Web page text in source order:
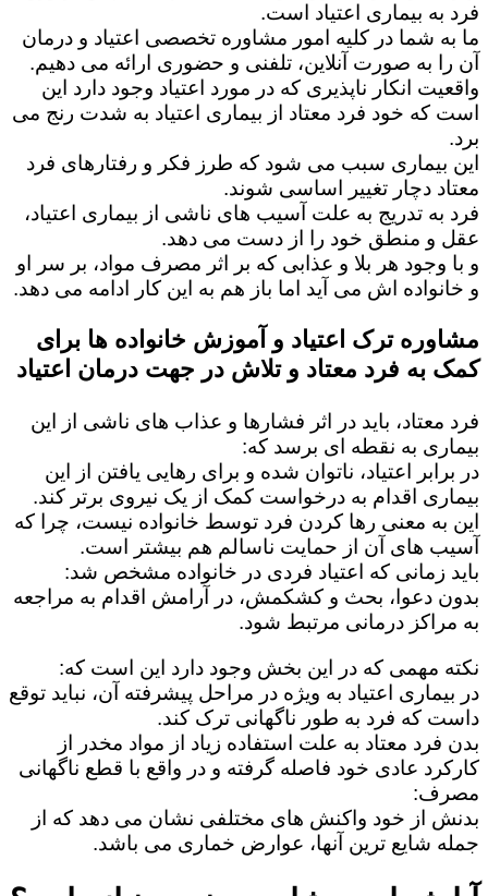
فرد به بیماری اعتیاد است.
ما به شما در کلیه امور مشاوره تخصصی اعتیاد و درمان
آن را به صورت آنلاین، تلفنی و حضوری ارائه می دهیم.
واقعیت انکار ناپذیری که در مورد اعتیاد وجود دارد این
است که خود فرد معتاد از بیماری اعتیاد به شدت رنج می
برد.
این بیماری سبب می شود که طرز فکر و رفتارهای فرد
معتاد دچار تغییر اساسی شوند.
فرد به تدریج به علت آسیب های ناشی از بیماری اعتیاد،
عقل و منطق خود را از دست می دهد.
و با وجود هر بلا و عذابی که بر اثر مصرف مواد، بر سر او
و خانواده اش می آید اما باز هم به این کار ادامه می دهد.
مشاوره ترک اعتیاد و آموزش خانواده ها برای
کمک به فرد معتاد و تلاش در جهت درمان اعتیاد
فرد معتاد، باید در اثر فشارها و عذاب های ناشی از این
بیماری به نقطه ای برسد که:
در برابر اعتیاد، ناتوان شده و برای رهایی یافتن از این
بیماری اقدام به درخواست کمک از یک نیروی برتر کند.
این به معنی رها کردن فرد توسط خانواده نیست، چرا که
آسیب های آن از حمایت ناسالم هم بیشتر است.
باید زمانی که اعتیاد فردی در خانواده مشخص شد:
بدون دعوا، بحث و کشکمش، در آرامش اقدام به مراجعه
به مراکز درمانی مرتبط شود.
نکته مهمی که در این بخش وجود دارد این است که:
در بیماری اعتیاد به ویژه در مراحل پیشرفته آن، نباید توقع
داست که فرد به طور ناگهانی ترک کند.
بدن فرد معتاد به علت استفاده زیاد از مواد مخدر از
کارکرد عادی خود فاصله گرفته و در واقع با قطع ناگهانی
مصرف:
بدنش از خود واکنش های مختلفی نشان می دهد که از
جمله شایع ترین آنها، عوارض خماری می باشد.